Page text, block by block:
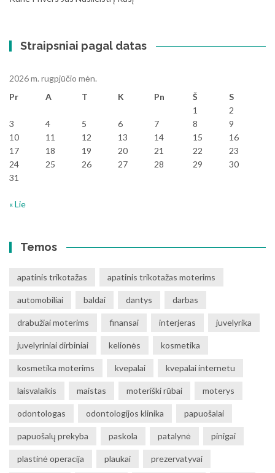
Straipsniai pagal datas
2026 m. rugpjūčio mėn.
Pr
A T K Pn Š
S
1
2
3
4 5 6 7 8
9
10
11 12 13 14 15
16
17
18 19 20 21 22
23
24
25 26 27 28 29
30
31
« Lie
Temos
apatinis trikotažas apatinis trikotažas moterims
automobiliai baldai dantys darbas
drabužiai moterims finansai interjeras juvelyrika
juvelyriniai dirbiniai kelionės kosmetika
kosmetika moterims kvepalai kvepalai internetu
laisvalaikis maistas moteriški rūbai moterys
odontologas odontologijos klinika papuošalai
papuošalų prekyba paskola patalynė pinigai
plastinė operacija plaukai prezervatyvai